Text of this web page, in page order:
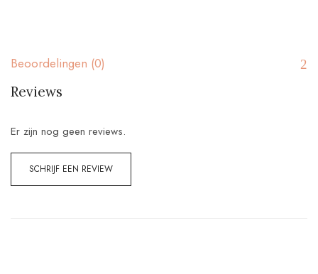
Beoordelingen (0)
Reviews
Er zijn nog geen reviews.
SCHRIJF EEN REVIEW